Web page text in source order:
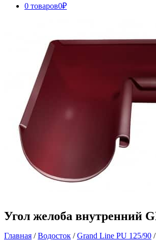
0 товаров0₽
Угол желоба внутренний
Главная /Водосток /Grand Line РU 125/90